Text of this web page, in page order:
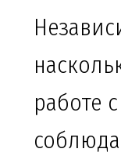
работе